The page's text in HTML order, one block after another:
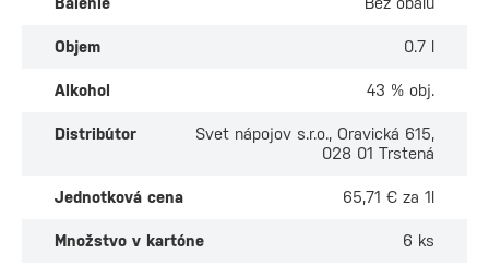
Objem 0.7 l
Alkohol 43 % obj.
Distribútor
Svet nápojov s.r.o., Oravická 615,
028 01 Trstená
Jednotková cena 65,71 € za 1l
Množstvo v kartóne 6 ks